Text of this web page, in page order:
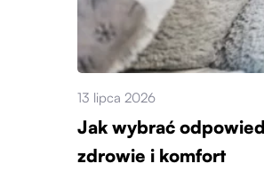
13 lipca 2026
Jak wybrać
zdrowie i komfort